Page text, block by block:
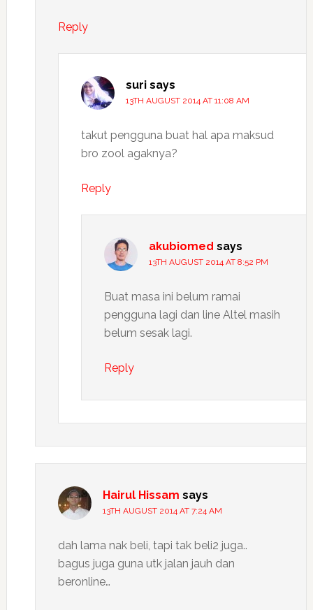
Reply
suri says
13TH AUGUST 2014 AT 11:08 AM
takut pengguna buat hal apa maksud
bro zool agaknya?
Reply
akubiomed says
13TH AUGUST 2014 AT 8:52 PM
Buat masa ini belum ramai
pengguna lagi dan line Altel masih
belum sesak lagi.
Reply
Hairul Hissam says
13TH AUGUST 2014 AT 7:24 AM
dah lama nak beli, tapi tak beli2 juga..
bagus juga guna utk jalan jauh dan
beronline…